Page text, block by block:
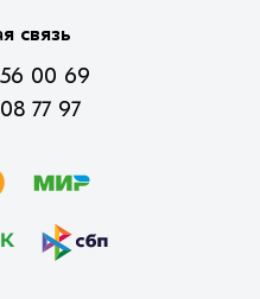
связь
00 69
77 97